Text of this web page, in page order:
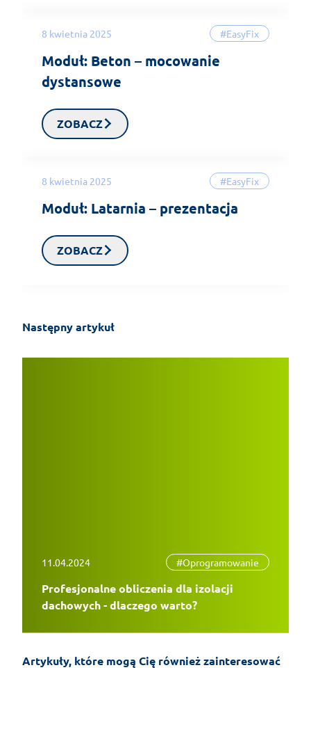
8 kwietnia 2025 #EasyFix
Moduł: Beton – mocowanie
dystansowe
ZOBACZ
8 kwietnia 2025 #EasyFix
Moduł: Latarnia – prezentacja
ZOBACZ
Następny artykuł
11.04.2024 #Oprogramowanie
Profesjonalne obliczenia dla izolacji
dachowych - dlaczego warto?
Artykuły, które mogą Cię również zainteresować